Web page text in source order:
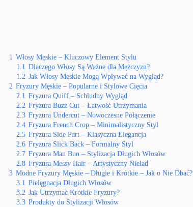
1 Włosy Męskie – Kluczowy Element Stylu
1.1 Dlaczego Włosy Są Ważne dla Mężczyzn?
1.2 Jak Włosy Męskie Mogą Wpływać na Wygląd?
2 Fryzury Męskie – Popularne i Stylowe Cięcia
2.1 Fryzura Quiff – Schludny Wygląd
2.2 Fryzura Buzz Cut – Łatwość Utrzymania
2.3 Fryzura Undercut – Nowoczesne Połączenie
2.4 Fryzura French Crop – Minimalistyczny Styl
2.5 Fryzura Side Part – Klasyczna Elegancja
2.6 Fryzura Slick Back – Formalny Styl
2.7 Fryzura Man Bun – Stylizacja Długich Włosów
2.8 Fryzura Messy Hair – Artystyczny Nieład
3 Modne Fryzury Męskie – Długie i Krótkie – Jak o Nie Dbać?
3.1 Pielęgnacja Długich Włosów
3.2 Jak Utrzymać Krótkie Fryzury?
3.3 Produkty do Stylizacji Włosów